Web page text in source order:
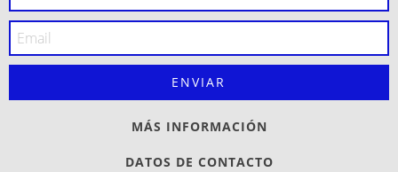
MÁS INFORMACIÓN
DATOS DE CONTACTO